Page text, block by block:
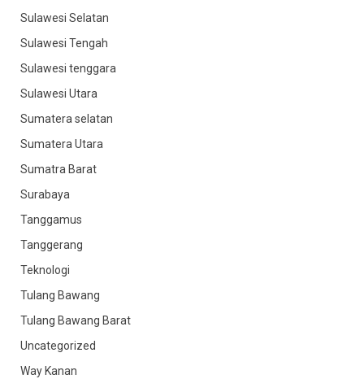
Sulawesi Selatan
Sulawesi Tengah
Sulawesi tenggara
Sulawesi Utara
Sumatera selatan
Sumatera Utara
Sumatra Barat
Surabaya
Tanggamus
Tanggerang
Teknologi
Tulang Bawang
Tulang Bawang Barat
Uncategorized
Way Kanan